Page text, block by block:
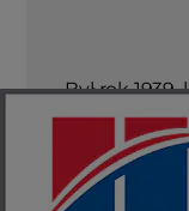
Był rok
Morris Frank
wiernym
Kiedy Buddy